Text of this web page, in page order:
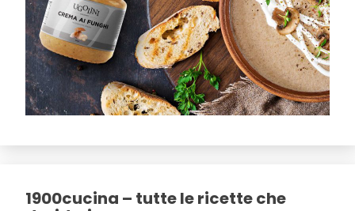
1900cucina – tutte le ricette che